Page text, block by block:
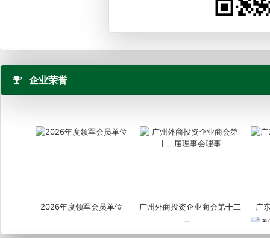
企业荣誉
2026年度领军会员单位
广州外商投资企业商会第十二
届...
广